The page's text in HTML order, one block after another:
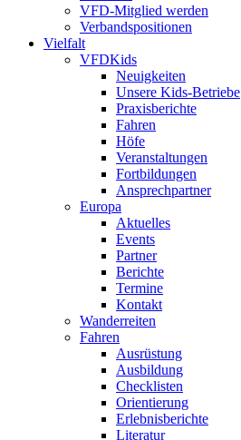
VFD-Mitglied werden
Verbandspositionen
Vielfalt
VFDKids
Neuigkeiten
Unsere Kids-Betriebe
Praxisberichte
Fahren
Höfe
Veranstaltungen
Fortbildungen
Ansprechpartner
Europa
Aktuelles
Events
Partner
Berichte
Termine
Kontakt
Wanderreiten
Fahren
Ausrüstung
Ausbildung
Checklisten
Orientierung
Erlebnisberichte
Literatur